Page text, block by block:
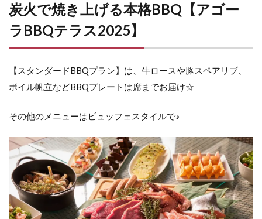
炭火で焼き上げる本格BBQ【アゴー
ラBBQテラス2025】
【スタンダードBBQプラン】は、 牛ロースや豚スペアリブ、
ボイル帆立などBBQプレートは席までお届け☆
その他のメニューはビュッフェスタイルで♪